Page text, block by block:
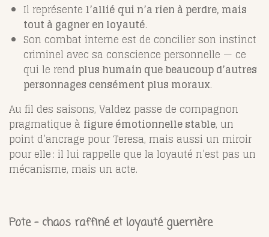
Il représente l’allié qui n’a rien à perdre, mais
tout à gagner en loyauté.
Son combat interne est de concilier son instinct
criminel avec sa conscience personnelle — ce
qui le rend plus humain que beaucoup d’autres
personnages censément plus moraux.
Au fil des saisons, Valdez passe de compagnon
pragmatique à figure émotionnelle stable, un
point d’ancrage pour Teresa, mais aussi un miroir
pour elle : il lui rappelle que la loyauté n’est pas un
mécanisme, mais un acte.
Pote – chaos raffiné et loyauté guerrière